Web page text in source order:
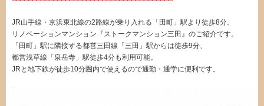
JR山手線・京浜東北線の2路線が乗り入れる「田町」駅より徒歩8分。
リノベーションマンション『ストークマンション三田』のご紹介です。
「田町」駅に隣接する都営三田線「三田」駅からは徒歩9分、
都営浅草線「泉岳寺」駅徒歩4分も利用可能。
JRと地下鉄が徒歩10分圏内で使えるので通勤・通学に便利です。